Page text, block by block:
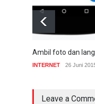
Ambil foto dan
INTERNET 26 Juni
Leave a